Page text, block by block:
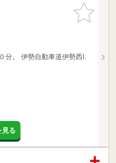
お気に入
りに追加
分。 伊勢自動車道伊勢西I.
見る